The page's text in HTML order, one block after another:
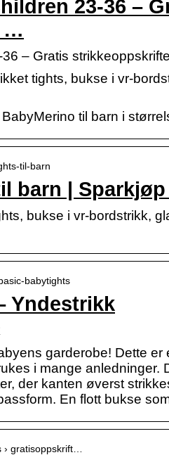
23-36 –
…
– Gratis
tights, bukse i vr-
til barn i
til-barn
barn |
bukse i vr-bordstrikk,
babytights
Yndestrikk
garderobe! Dette er
i mange anledninger.
der kanten øverst
En flott bukse
gratisoppskrift…